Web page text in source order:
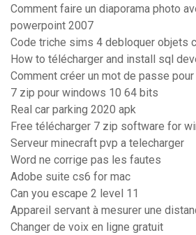
Comment faire un diaporama photo
powerpoint 2007
Code triche sims 4 debloquer objets
How to télécharger and install sql
Comment créer un mot de passe
7 zip pour windows 10 64 bits
Real car parking 2020 apk
Free télécharger 7 zip software for
Serveur minecraft pvp a telecharger
Word ne corrige pas les fautes
Adobe suite cs6 for mac
Can you escape 2 level 11
Appareil servant à mesurer une
Changer de voix en ligne gratuit